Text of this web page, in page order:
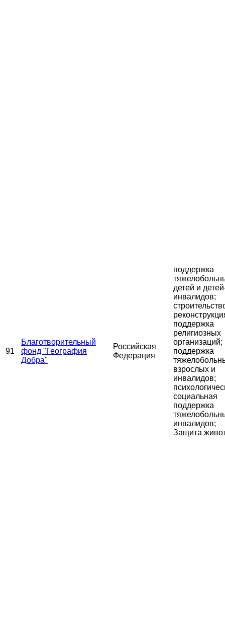
91
Благотворительный
фонд "География
Добра"
Российская
Федерация
поддержка
детей и
инвалидов;
поддержка
религиозных
организаций;
поддержка
взрослых и
инвалидов;
социальная
поддержка
инвалидов;
Защита